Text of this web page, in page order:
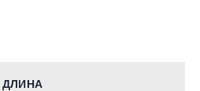
ДЛИНА